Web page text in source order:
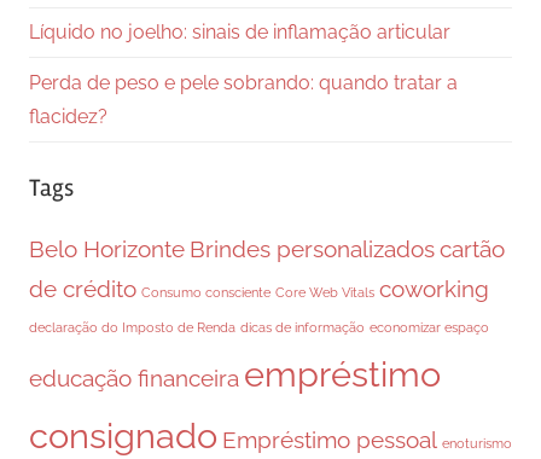
Líquido no joelho: sinais de inflamação articular
Perda de peso e pele sobrando: quando tratar a
flacidez?
Tags
Belo Horizonte Brindes personalizadoscartão
de crédito Consumo consciente Core Web Vitals coworking
declaração do Imposto de Renda dicas de informação economizar espaço
educação financeira empréstimo
consignado Empréstimo pessoal enoturismo